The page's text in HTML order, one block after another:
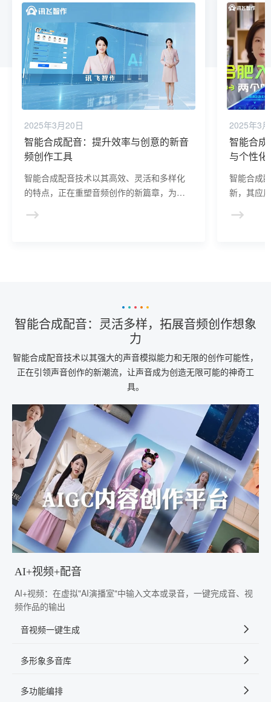
2025年3月20日
智能合成配音：提升效率与创意的新音
频创作工具
智能合成配音技术以其高效、灵活和多样化
的特点，正在重塑音频创作的新篇章，为音
2025年3
智能合成
与个性化
智能合成
新，其应
智能合成配音：灵活多样，拓展音频创作想象
力
智能合成配音技术以其强大的声音模拟能力和无限的创作可能性，
正在引领声音创作的新潮流，让声音成为创造无限可能的神奇工
具。
AI+视频+配音
AI+视频：在虚拟"AI演播室"中输入文本或录音，一键完成音、视
频作品的输出
音视频一键生成
多形象多音库
多功能编排